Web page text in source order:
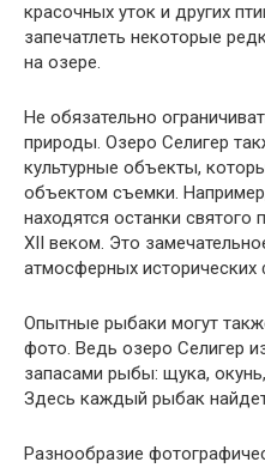
красочных уток и других
запечатлеть некоторые
на озере.
Не обязательно
природы. Озеро Селигер
культурные объекты,
объектом съемки.
находятся останки
XII веком. Это
атмосферных исторических
Опытные рыбаки могут
фото. Ведь озеро Селигер
запасами рыбы: щука,
Здесь каждый рыбак
Разнообразие